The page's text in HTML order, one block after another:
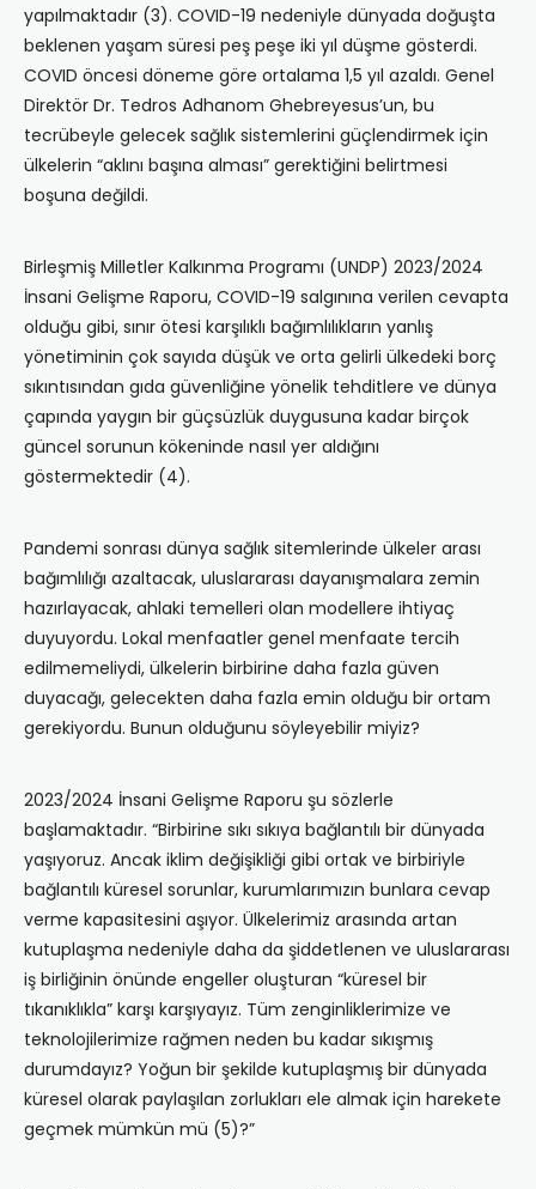
yapılmaktadır (3). COVID-19 nedeniyle dünyada doğuşta
beklenen yaşam süresi peş peşe iki yıl düşme gösterdi.
COVID öncesi döneme göre ortalama 1,5 yıl azaldı. Genel
Direktör Dr. Tedros Adhanom Ghebreyesus’un, bu
tecrübeyle gelecek sağlık sistemlerini güçlendirmek için
ülkelerin “aklını başına alması” gerektiğini belirtmesi
boşuna değildi.
Birleşmiş Milletler Kalkınma Programı (UNDP) 2023/2024
İnsani Gelişme Raporu, COVID-19 salgınına verilen cevapta
olduğu gibi, sınır ötesi karşılıklı bağımlılıkların yanlış
yönetiminin çok sayıda düşük ve orta gelirli ülkedeki borç
sıkıntısından gıda güvenliğine yönelik tehditlere ve dünya
çapında yaygın bir güçsüzlük duygusuna kadar birçok
güncel sorunun kökeninde nasıl yer aldığını
göstermektedir (4).
Pandemi sonrası dünya sağlık sitemlerinde ülkeler arası
bağımlılığı azaltacak, uluslararası dayanışmalara zemin
hazırlayacak, ahlaki temelleri olan modellere ihtiyaç
duyuyordu. Lokal menfaatler genel menfaate tercih
edilmemeliydi, ülkelerin birbirine daha fazla güven
duyacağı, gelecekten daha fazla emin olduğu bir ortam
gerekiyordu. Bunun olduğunu söyleyebilir miyiz?
2023/2024 İnsani Gelişme Raporu şu sözlerle
başlamaktadır. “Birbirine sıkı sıkıya bağlantılı bir dünyada
yaşıyoruz. Ancak iklim değişikliği gibi ortak ve birbiriyle
bağlantılı küresel sorunlar, kurumlarımızın bunlara cevap
verme kapasitesini aşıyor. Ülkelerimiz arasında artan
kutuplaşma nedeniyle daha da şiddetlenen ve uluslararası
iş birliğinin önünde engeller oluşturan “küresel bir
tıkanıklıkla” karşı karşıyayız. Tüm zenginliklerimize ve
teknolojilerimize rağmen neden bu kadar sıkışmış
durumdayız? Yoğun bir şekilde kutuplaşmış bir dünyada
küresel olarak paylaşılan zorlukları ele almak için harekete
geçmek mümkün mü (5)?”